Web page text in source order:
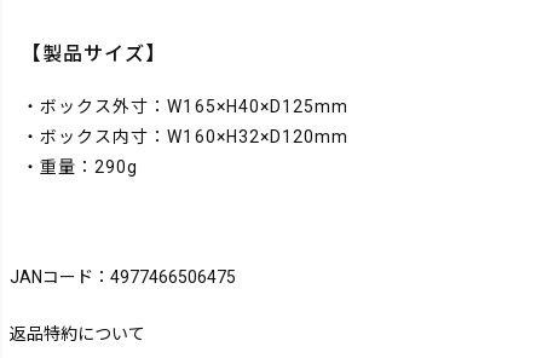
【製品サイズ】
・ボックス外寸：W165×H40×D125mm
・ボックス内寸：W160×H32×D120mm
・重量：290g
JANコード：4977466506475
返品特約について